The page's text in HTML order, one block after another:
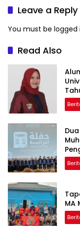
TaiwanLeave a Reply
You must be logged
Read Also
MA